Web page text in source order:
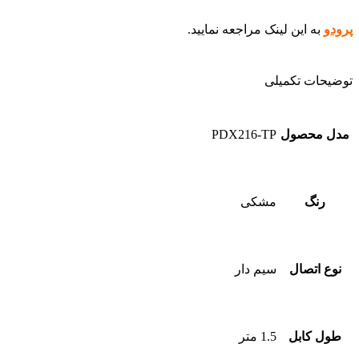
پرودو به این لینک مراجعه نمایید.
توضیحات تکمیلی
مدل محصول PDX216-TP
رنگ مشکی
نوع اتصال سیم دار
طول کابل 1.5 متر